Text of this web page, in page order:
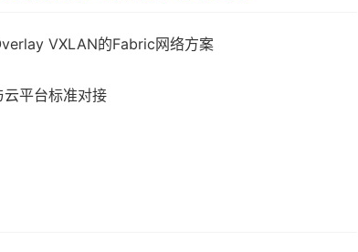
VXLAN的Fabric网络方案
平台标准对接